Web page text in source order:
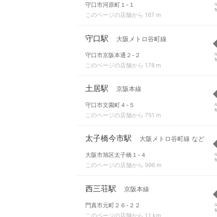
守口市河原町１-１
このページの店舗から 167 m
守口駅 大阪メトロ谷町線
守口市京阪本通２-２
このページの店舗から 178 m
土居駅 京阪本線
守口市文園町４-５
このページの店舗から 751 m
太子橋今市駅 大阪メトロ谷町線 など
大阪市旭区太子橋１-４
このページの店舗から 996 m
西三荘駅 京阪本線
門真市元町２６-２２
このページの店舗から 1.1 km